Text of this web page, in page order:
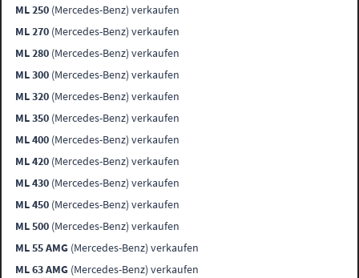
ML 250 (Mercedes-Benz) verkaufen
ML 270 (Mercedes-Benz) verkaufen
ML 280 (Mercedes-Benz) verkaufen
ML 300 (Mercedes-Benz) verkaufen
ML 320 (Mercedes-Benz) verkaufen
ML 350 (Mercedes-Benz) verkaufen
ML 400 (Mercedes-Benz) verkaufen
ML 420 (Mercedes-Benz) verkaufen
ML 430 (Mercedes-Benz) verkaufen
ML 450 (Mercedes-Benz) verkaufen
ML 500 (Mercedes-Benz) verkaufen
ML 55 AMG (Mercedes-Benz) verkaufen
ML 63 AMG (Mercedes-Benz) verkaufen